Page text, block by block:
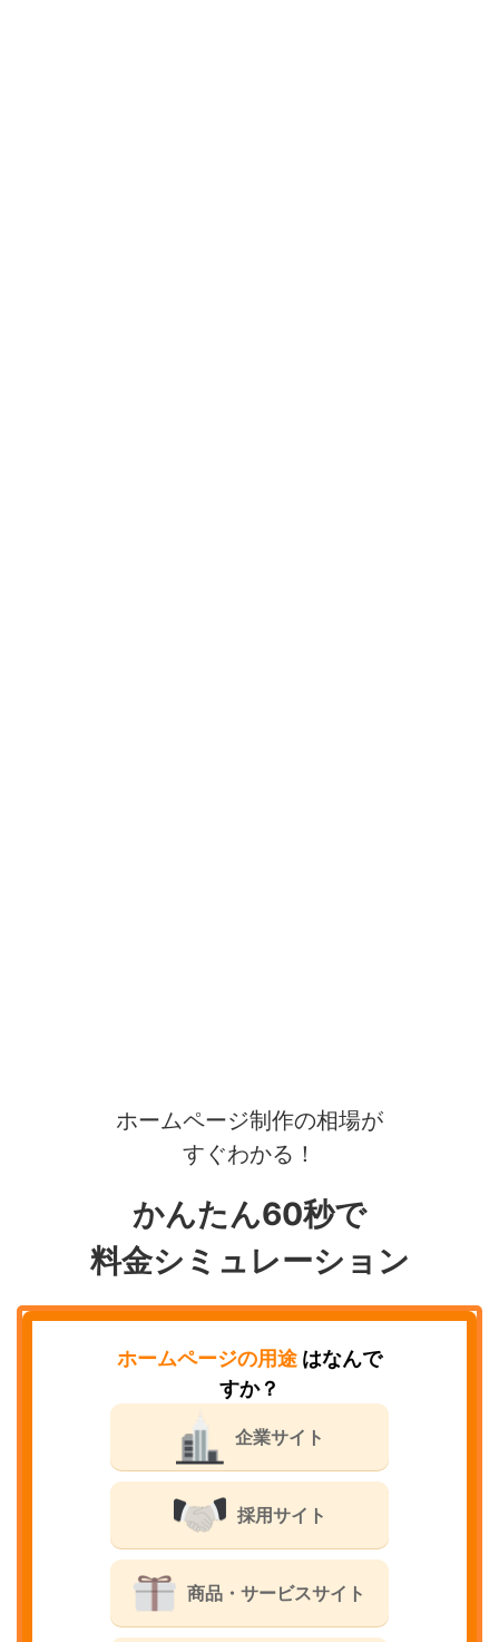
ホームページ制作の相場が
すぐわかる！
かんたん60秒で
料金シミュレーション
ホームページの用途 はなんで
すか？
企業サイト
採用サイト
商品・サービスサイト